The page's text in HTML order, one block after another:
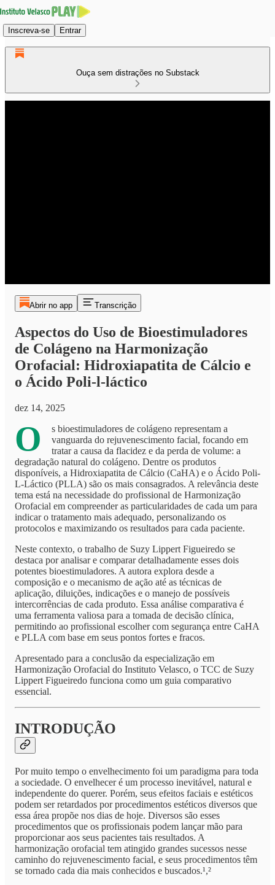
Inscreva-se Entrar
Ouça sem distrações no Substack
Abrir no app Transcrição
Aspectos do Uso de Bioestimuladores
de Colágeno na Harmonização
Orofacial: Hidroxiapatita de Cálcio e
o Ácido Poli-l-láctico
dez 14, 2025
O
s bioestimuladores de colágeno representam a
vanguarda do rejuvenescimento facial, focando em
tratar a causa da flacidez e da perda de volume: a
degradação natural do colágeno. Dentre os produtos
disponíveis, a Hidroxiapatita de Cálcio (CaHA) e o Ácido Poli-
L-Láctico (PLLA) são os mais consagrados. A relevância deste
tema está na necessidade do profissional de Harmonização
Orofacial em compreender as particularidades de cada um para
indicar o tratamento mais adequado, personalizando os
protocolos e maximizando os resultados para cada paciente.
Neste contexto, o trabalho de Suzy Lippert Figueiredo se
destaca por analisar e comparar detalhadamente esses dois
potentes bioestimuladores. A autora explora desde a
composição e o mecanismo de ação até as técnicas de
aplicação, diluições, indicações e o manejo de possíveis
intercorrências de cada produto. Essa análise comparativa é
uma ferramenta valiosa para a tomada de decisão clínica,
permitindo ao profissional escolher com segurança entre CaHA
e PLLA com base em seus pontos fortes e fracos.
Apresentado para a conclusão da especialização em
Harmonização Orofacial do Instituto Velasco, o TCC de Suzy
Lippert Figueiredo funciona como um guia comparativo
essencial.
INTRODUÇÃO
Por muito tempo o envelhecimento foi um paradigma para toda
a sociedade. O envelhecer é um processo inevitável, natural e
independente do querer. Porém, seus efeitos faciais e estéticos
podem ser retardados por procedimentos estéticos diversos que
essa área propõe nos dias de hoje. Diversos são esses
procedimentos que os profissionais podem lançar mão para
proporcionar aos seus pacientes tais resultados. A
harmonização orofacial tem atingido grandes sucessos nesse
caminho do rejuvenescimento facial, e seus procedimentos têm
se tornado cada dia mais conhecidos e buscados.¹,²